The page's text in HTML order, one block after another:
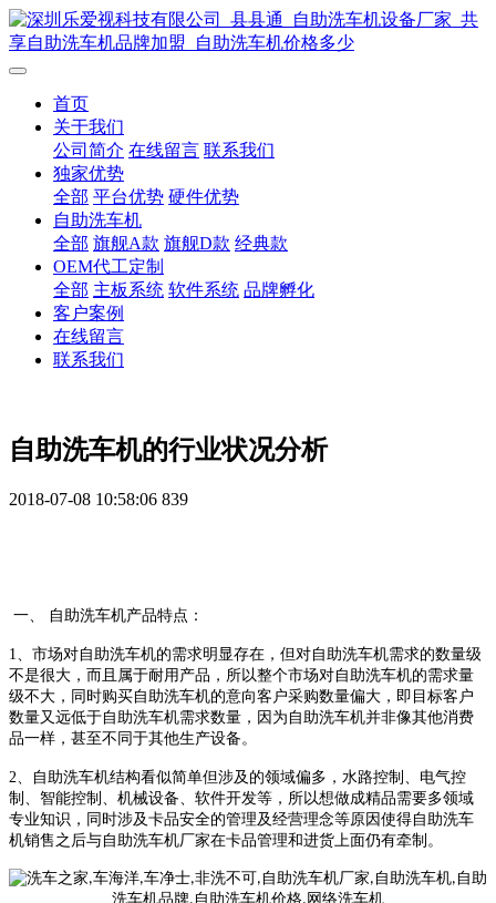
首页
关于我们
公司简介 在线留言 联系我们
独家优势
全部 平台优势 硬件优势
自助洗车机
全部 旗舰A款 旗舰D款 经典款
OEM代工定制
全部 主板系统 软件系统 品牌孵化
客户案例
在线留言
联系我们
自助洗车机的行业状况分析
2018-07-08 10:58:06 839
一、 自助洗车机产品特点：
1
、市场对自助洗车机的需求明显存在，但对自助洗车机需求的数量级
不是很大，而且属于耐用产品，所以整个市场对自助洗车机的需求量
级不大，同时购买自助洗车机的意向客户采购数量偏大，即目标客户
数量又远低于自助洗车机需求数量，因为自助洗车机并非像其他消费
品一样，甚至不同于其他生产设备。
2 、自助洗车机结构看似简单但涉及的领域偏多，水路控制、电气控
制、智能控制、机械设备、软件开发等，所以想做成精品需要多领域
专业知识，同时涉及卡品安全的管理及经营理念等原因使得自助洗车
机销售之后与自助洗车机厂家在卡品管理和进货上面仍有牵制。